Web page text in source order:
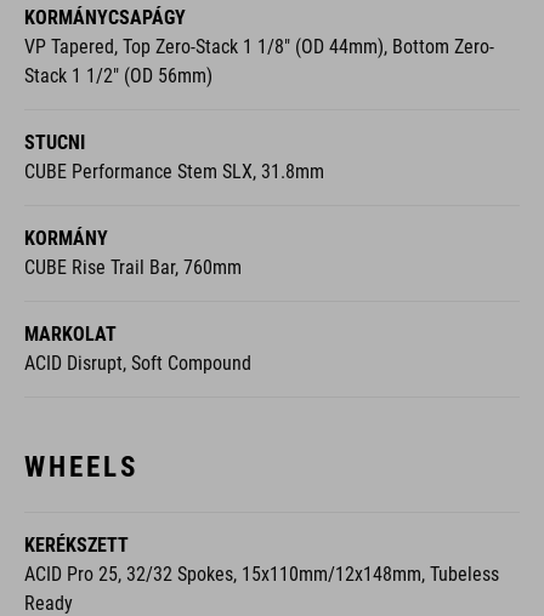
KORMÁNYCSAPÁGY
VP Tapered, Top Zero-Stack 1 1/8" (OD 44mm), Bottom Zero-
Stack 1 1/2" (OD 56mm)
STUCNI
CUBE Performance Stem SLX, 31.8mm
KORMÁNY
CUBE Rise Trail Bar, 760mm
MARKOLAT
ACID Disrupt, Soft Compound
WHEELS
KERÉKSZETT
ACID Pro 25, 32/32 Spokes, 15x110mm/12x148mm, Tubeless
Ready